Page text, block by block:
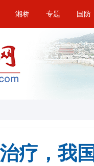
湘桥 专题 国防
疗，我